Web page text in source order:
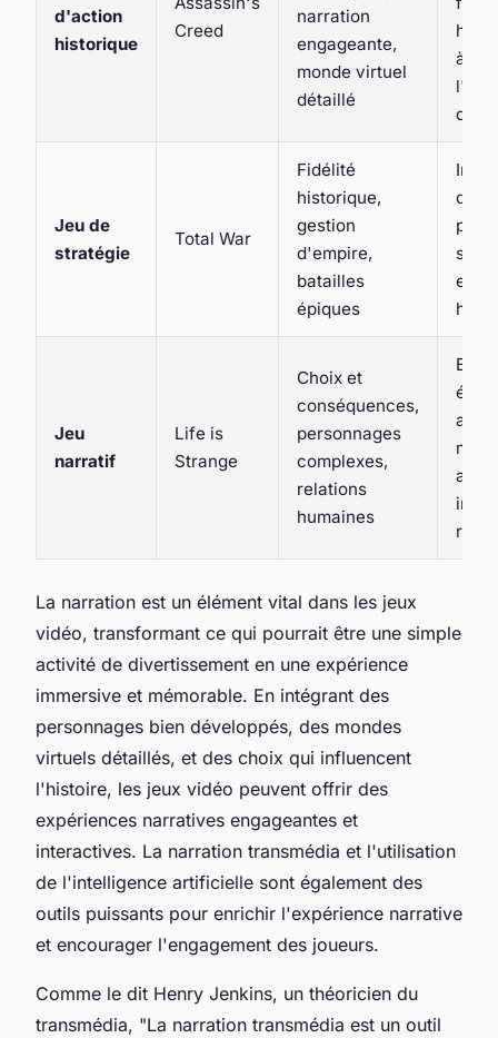
d'action
historique
Creed
narration
engageante,
monde virtuel
détaillé
à
Jeu de
stratégie
Total War
Fidélité
historique,
gestion
d'empire,
batailles
épiques
due
et à
Jeu
narratif
Life is
Strange
Choix et
conséquences,
personnages
complexes,
relations
humaines
aux
aux
La narration est un élément vital dans les jeux
vidéo, transformant ce qui pourrait être une simple
activité de divertissement en une expérience
immersive et mémorable. En intégrant des
personnages bien développés, des mondes
virtuels détaillés, et des choix qui influencent
l'histoire, les jeux vidéo peuvent offrir des
expériences narratives engageantes et
interactives. La narration transmédia et l'utilisation
de l'intelligence artificielle sont également des
outils puissants pour enrichir l'expérience narrative
et encourager l'engagement des joueurs.
Comme le dit Henry Jenkins, un théoricien du
transmédia, "La narration transmédia est un outil